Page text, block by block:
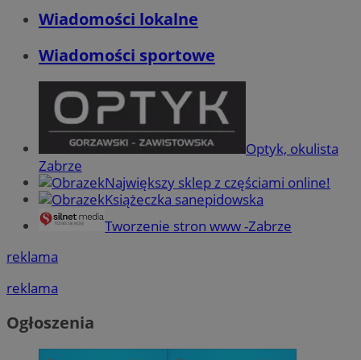
Wiadomości lokalne
Wiadomości sportowe
Optyk, okulista
Zabrze
Największy sklep z częściami online!
Książeczka sanepidowska
Tworzenie stron www -Zabrze
reklama
reklama
Ogłoszenia